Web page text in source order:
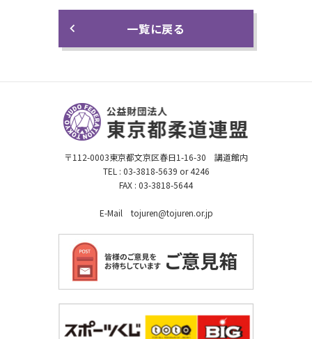
一覧に戻る
〒112-0003東京都文京区春日1-16-30 講道館内
TEL : 03-3818-5639 or 4246
FAX : 03-3818-5644
E-Mail tojuren@tojuren.or.jp